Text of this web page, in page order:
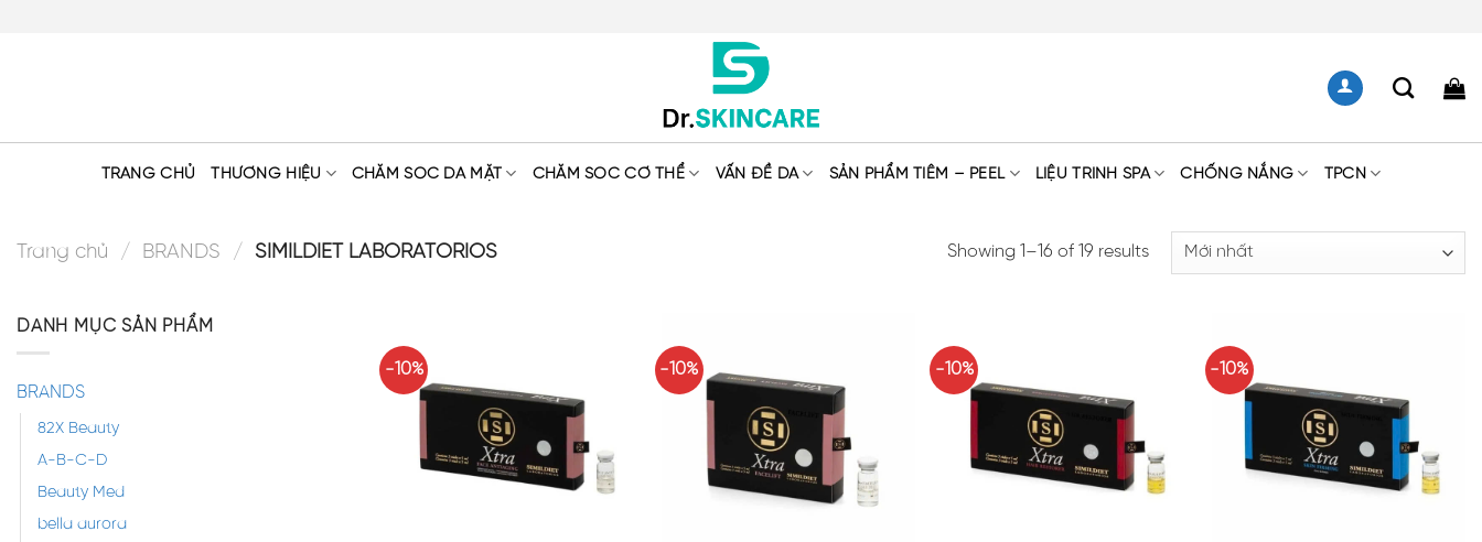
TRANG CHỦ THƯƠNG HIỆU CHĂM SÓC DA MẶT CHĂM SÓC CƠ THỂ VẤN ĐỀ DA SẢN PHẨM TIÊM – PEEL LIỆU TRÌNH SPA CHỐNG NẮNG TPCN
Trang chủ / BRANDS / SIMILDIET LABORATORIOS Showing 1–16 of 19 results
DANH MỤC SẢN PHẨM
BRANDS
82X Beauty
A-B-C-D
Beauty Med
bella aurora
-10% -10% -10% -10%